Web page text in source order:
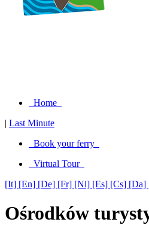
Home
| Last Minute
Book your ferry
Virtual Tour
[It] [En] [De] [Fr] [Nl] [Es] [Cs] [Da]
Ośrodków